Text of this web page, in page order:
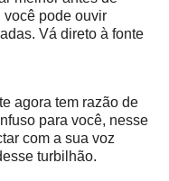
você pode ouvir
Vá direto à fonte
agora tem razão de
para você, nesse
com a sua voz
turbilhão.